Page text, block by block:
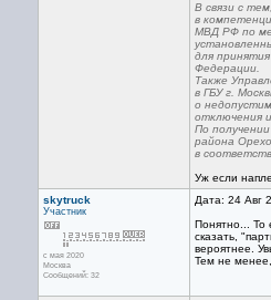
В связи с
в
МВД РФ по
для
Федерации.
Также
в ГБУ г.
о
отключения
По
района
в
Уж если
skytruck
Участник
с мая 2020
Москва
Сообщений: 32
Дата: 24 Авг
Понятно... То
сказать,
вероятнее.
Тем не